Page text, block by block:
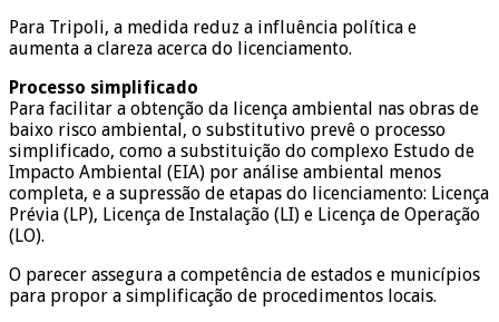
Para Tripoli, a medida reduz a influência política e
aumenta a clareza acerca do licenciamento.
Processo simplificado
Para facilitar a obtenção da licença ambiental nas obras de
baixo risco ambiental, o substitutivo prevê o processo
simplificado, como a substituição do complexo Estudo de
Impacto Ambiental (EIA) por análise ambiental menos
completa, e a supressão de etapas do licenciamento: Licença
Prévia (LP), Licença de Instalação (LI) e Licença de Operação
(LO).
O parecer assegura a competência de estados e municípios
para propor a simplificação de procedimentos locais.